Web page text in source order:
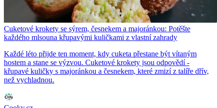
Cuketové krokety se sýrem, česnekem a majoránkou: Potěšte
každého mlsouna křupavými kuličkami z vlastní zahrady
Každé léto přijde ten moment, kdy cuketa přestane být vítaným
hostem a stane se výzvou. Cuketové krokety jsou odpovědí -
křupavé kuličky s majoránkou a česnekem, které zmizí z talíře dřív,
než vychladnou.